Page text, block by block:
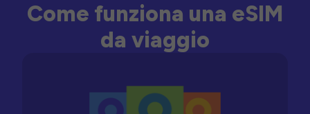
Come funziona una eSIM
da viaggio